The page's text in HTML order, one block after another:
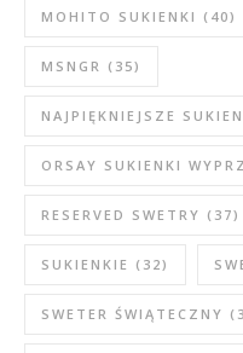
MOHITO SUKIENKI (40)
MSNGR (35)
NAJPIĘKNIEJSZE
ORSAY SUKIENKI
RESERVED SWETRY (37)
SUKIENKIE (32)
SWETER ŚWIĄTECZNY